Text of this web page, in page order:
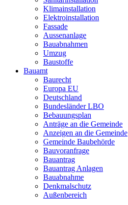
Klimainstallation
Elektroinstallation
Fassade
Aussenanlage
Bauabnahmen
Umzug
Baustoffe
Bauamt
Baurecht
Europa EU
Deutschland
Bundesländer LBO
Bebauungsplan
Anträge an die Gemeinde
Anzeigen an die Gemeinde
Gemeinde Baubehörde
Bauvoranfrage
Bauantrag
Bauantrag Anlagen
Bauabnahme
Denkmalschutz
Außenbereich